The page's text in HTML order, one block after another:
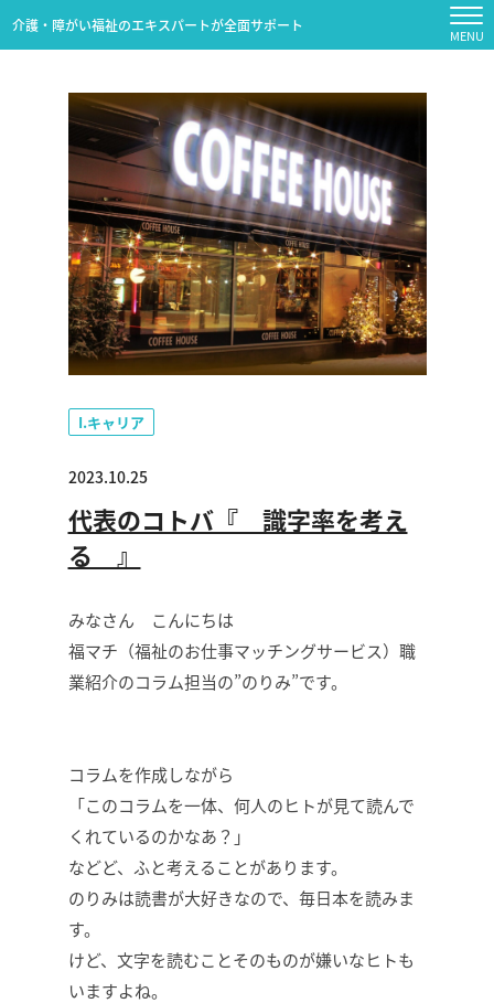
介護・障がい福祉のエキスパートが全面サポート
I.キャリア
2023.10.25
代表のコトバ『 識字率を考え
る 』
みなさん こんにちは
福マチ（福祉のお仕事マッチングサービス）職
業紹介のコラム担当の”のりみ”です。
コラムを作成しながら
「このコラムを一体、何人のヒトが見て読んで
くれているのかなあ？」
などど、ふと考えることがあります。
のりみは読書が大好きなので、毎日本を読みま
す。
けど、文字を読むことそのものが嫌いなヒトも
いますよね。